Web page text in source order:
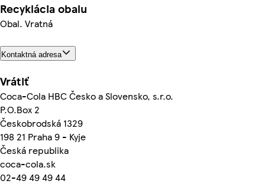
Recyklácia obalu
Obal. Vratná
Kontaktná adresa
Vrátiť
Coca-Cola HBC Česko a Slovensko, s.r.o.
P.O.Box 2
Českobrodská 1329
198 21 Praha 9 - Kyje
Česká republika
coca-cola.sk
02-49 49 49 44